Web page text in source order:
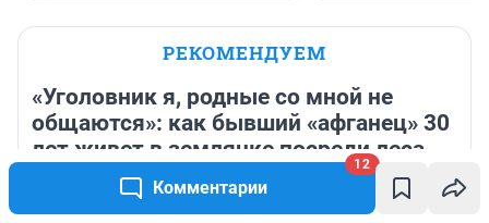
Комментарии
12
РЕКОМЕНДУЕМ
«Уголовник я, родные со мной не
общаются»: как бывший «афганец» 30
лет живет в землянке посреди леса
под Рязанью
22 часа 16 149 6